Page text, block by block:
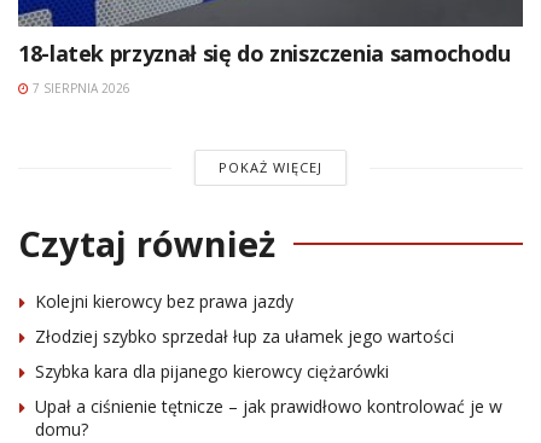
18-latek przyznał się do zniszczenia samochodu
7 SIERPNIA 2026
POKAŻ WIĘCEJ
Czytaj również
Kolejni kierowcy bez prawa jazdy
Złodziej szybko sprzedał łup za ułamek jego wartości
Szybka kara dla pijanego kierowcy ciężarówki
Upał a ciśnienie tętnicze – jak prawidłowo kontrolować je w
domu?